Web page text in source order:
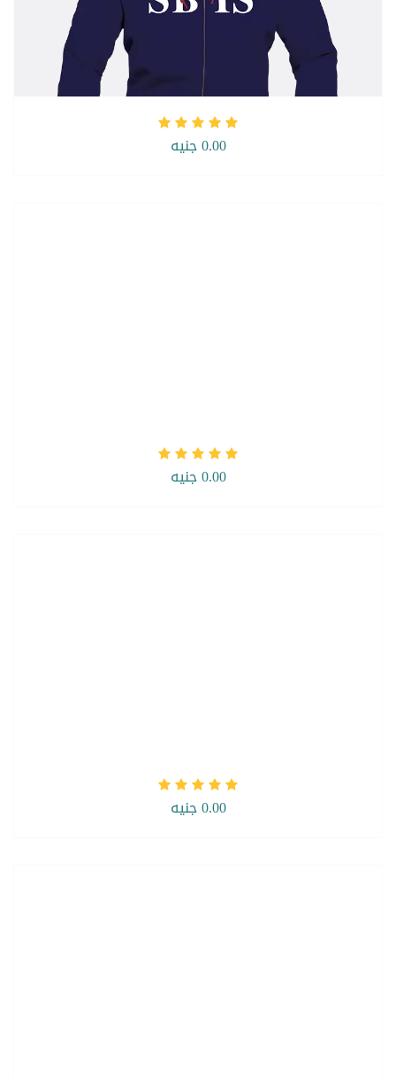
0.00 جنيه
0.00 جنيه
0.00 جنيه